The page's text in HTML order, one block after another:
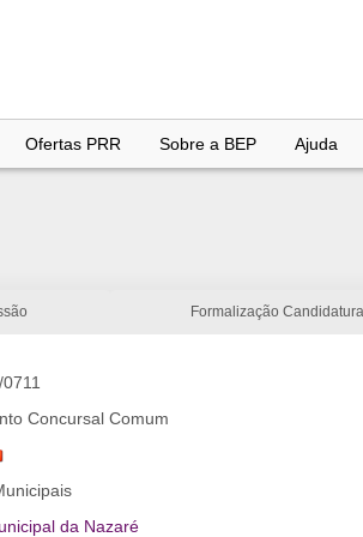
Ofertas PRR Sobre a BEP Ajuda
Formalização
Concursal Comum
da Nazaré